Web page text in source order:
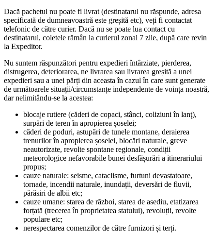
Dacă pachetul nu poate fi livrat (destinatarul nu răspunde, adresa
specificată de dumneavoastră este greșită etc), veți fi contactat
telefonic de către curier. Dacă nu se poate lua contact cu
destinatarul, coletele rămân la curierul zonal 7 zile, după care revin
la Expeditor.
Nu suntem răspunzători pentru expedieri întârziate, pierderea,
distrugerea, deteriorarea, ne livrarea sau livrarea greșită a unei
expedieri sau a unei părți din aceasta în cazul în care sunt generate
de următoarele situații/circumstanțe independente de voința noastră,
dar nelimitându-se la acestea:
blocaje rutiere (căderi de copaci, stânci, coliziuni în lanț),
surpări de teren în apropierea șoselei;
căderi de poduri, astupări de tunele montane, deraierea
trenurilor în apropierea șoselei, blocări naturale, greve
neautorizate, revolte spontane regionale, condiții
meteorologice nefavorabile bunei desfășurări a itinerariului
propus;
cauze naturale: seisme, cataclisme, furtuni devastatoare,
tornade, incendii naturale, inundații, deversări de fluvii,
părăsiri de albii etc;
cauze umane: starea de război, starea de asediu, etatizarea
forțată (trecerea în proprietatea statului), revoluții, revolte
populare etc;
nerespectarea comenzilor de către furnizori și terți.